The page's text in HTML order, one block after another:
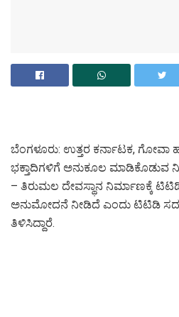
ಬೆಂಗಳೂರು: ಉತ್ತರ ಕರ್ನಾಟಕ, ಗೋವಾ
ಭಕ್ತಾದಿಗಳಿಗೆ ಅನುಕೂಲ ಮಾಡಿಕೊಡುವ
– ತಿರುಮಲ ದೇವಸ್ಥಾನ ನಿರ್ಮಾಣಕ್ಕೆ
ಅನುಮೋದನೆ ನೀಡಿದೆ ಎಂದು ಟಿಟಿಡಿ
ತಿಳಿಸಿದ್ದಾರೆ.